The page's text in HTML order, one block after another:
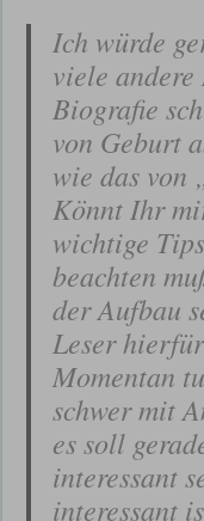
Ich würde
viele andere
Biografie
von Geburt
wie das von
Könnt Ihr
wichtige
beachten
der Aufbau
Leser
Momentan
schwer mit
es soll
interessant
interessant